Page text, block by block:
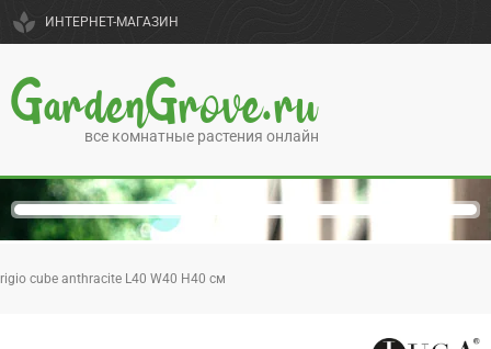
spa ИНТЕРНЕТ-МАГАЗИН
GardenGrove.ru
все комнатные растения онлайн
cube anthracite L40 W40 H40 см